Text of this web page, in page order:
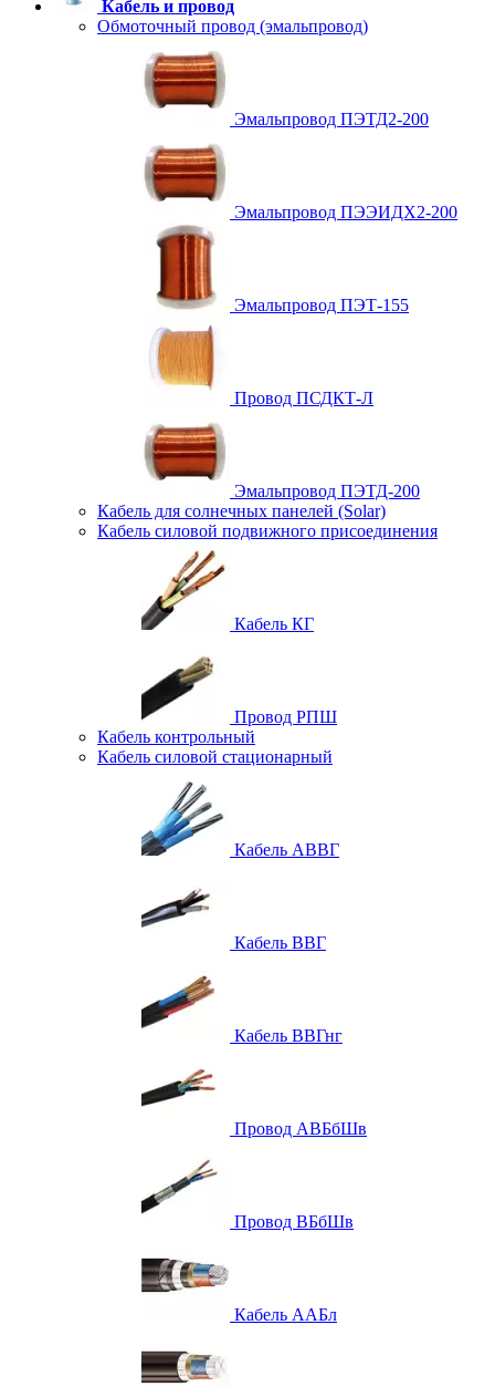
Кабель и провод
Обмоточный провод (эмальпровод)
Эмальпровод ПЭТД2-200
Эмальпровод ПЭЭИДХ2-200
Эмальпровод ПЭТ-155
Провод ПСДКТ-Л
Эмальпровод ПЭТД-200
Кабель для солнечных панелей (Solar)
Кабель силовой подвижного присоединения
Кабель КГ
Провод РПШ
Кабель контрольный
Кабель силовой стационарный
Кабель АВВГ
Кабель ВВГ
Кабель ВВГнг
Провод АВБбШв
Провод ВБбШв
Кабель ААБл